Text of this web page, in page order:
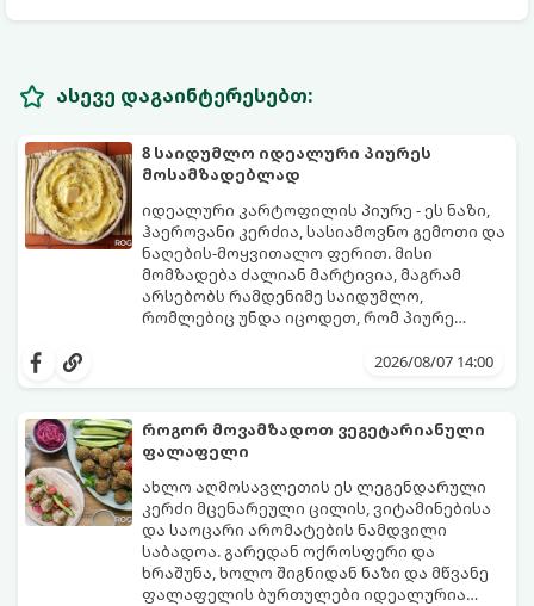
ასევე დაგაინტერესებთ:
8 საიდუმლო იდეალური პიურეს
მოსამზადებლად
იდეალური კარტოფილის პიურე - ეს ნაზი,
ჰაეროვანი კერძია, სასიამოვნო გემოთი და
ნაღების-მოყვითალო ფერით. მისი
მომზადება ძალიან მარტივია, მაგრამ
არსებობს რამდენიმე საიდუმლო,
რომლებიც უნდა იცოდეთ, რომ პიურე
2026/08/07 14:00
როგორ მოვამზადოთ ვეგეტარიანული
ფალაფელი
ახლო აღმოსავლეთის ეს ლეგენდარული
კერძი მცენარეული ცილის, ვიტამინებისა
და საოცარი არომატების ნამდვილი
საბადოა. გარედან ოქროსფერი და
ხრაშუნა, ხოლო შიგნიდან ნაზი და მწვანე
ფალაფელის ბურთულები იდეალურია